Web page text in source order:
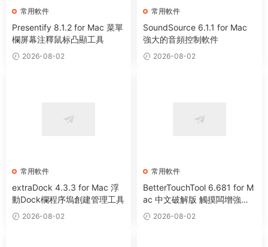
常用軟件
Presentify 8.1.2 for Mac 菜單
欄屏幕注釋鼠标凸顯工具
2026-08-02
常用軟件
SoundSource 6.1.1 for Mac
強大的音頻控制軟件
2026-08-02
常用軟件
extraDock 4.3.3 for Mac 浮
動Dock欄程序塢創建管理工具
2026-08-02
常用軟件
BetterTouchTool 6.681 for M
ac 中文破解版 觸摸闆增強工
具 2026-08-02